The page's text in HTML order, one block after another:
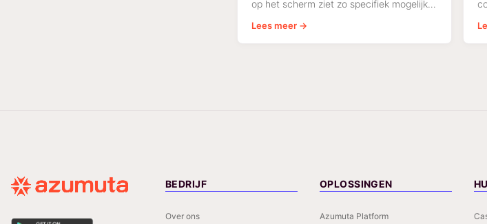
op het scherm ziet zo specifiek mogelijk
gegarandeerd dat
Lees meer →
BEDRIJF
Over ons
OPLOSSINGEN
Azumuta Platform